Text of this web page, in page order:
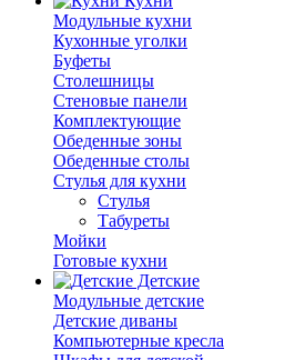
Модульные кухни
Кухонные уголки
Буфеты
Столешницы
Стеновые панели
Комплектующие
Обеденные зоны
Обеденные столы
Стулья для кухни
Cтулья
Табуреты
Мойки
Готовые кухни
Детские
Модульные детские
Детские диваны
Компьютерные кресла